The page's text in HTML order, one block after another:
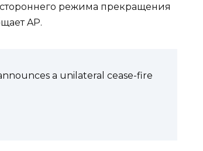
режима прекращения
AP.
a unilateral cease-fire